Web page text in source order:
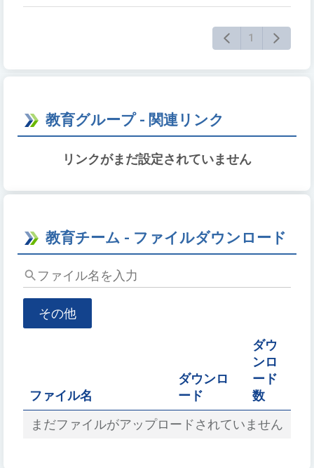
を
て
ー
で
1
教育グループ - 関連リンク
リンクがまだ設定されていません
教育チーム - ファイルダウンロード
フ
ァ
力
その他
ファイル名
ダウンロ
ード
ダウ
ンロ
ード
数
まだファイルがアップロードされていません